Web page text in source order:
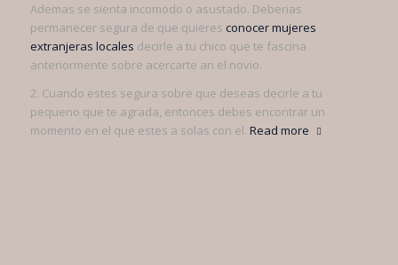
Ademas se sienta incomodo o asustado. Deberias
permanecer segura de que quieres conocer mujeres
extranjeras locales decirle a tu chico que te fascina
anteriormente sobre acercarte an el novio.
2. Cuando estes segura sobre que deseas decirle a tu
pequeno que te agrada, entonces debes encontrar un
momento en el que estes a solas con el. Read more